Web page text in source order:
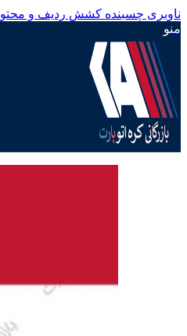
ناوبری چسبنده کشش ردیف و محتوا
منو